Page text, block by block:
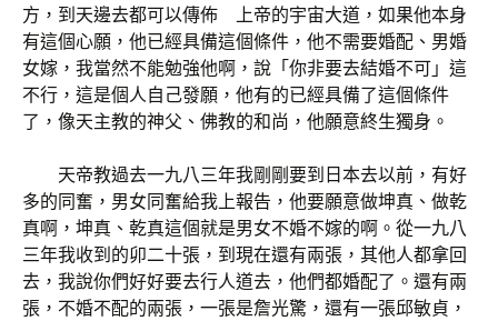
方，到天邊去都可以傳佈 上帝的宇宙大道，如果他本身
有這個心願，他已經具備這個條件，他不需要婚配、男婚
女嫁，我當然不能勉強他啊，說「你非要去結婚不可」這
不行，這是個人自己發願，他有的已經具備了這個條件
了，像天主教的神父、佛教的和尚，他願意終生獨身。
天帝教過去一九八三年我剛剛要到日本去以前，有好
多的同奮，男女同奮給我上報告，他要願意做坤真、做乾
真啊，坤真、乾真這個就是男女不婚不嫁的啊。從一九八
三年我收到的卯二十張，到現在還有兩張，其他人都拿回
去，我說你們好好要去行人道去，他們都婚配了。還有兩
張，不婚不配的兩張，一張是詹光驚，還有一張邱敏貞，